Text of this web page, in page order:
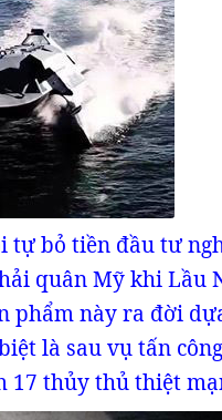
tự bỏ tiền đầu tư
quân Mỹ khi Lầu
phẩm này ra đời
là sau vụ tấn
17 thủy thủ thiệt